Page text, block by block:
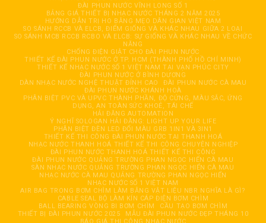
ĐÀI PHUN NƯỚC VĨNH LONG SỐ 1
BẢNG GIÁ THIẾT BỊ NHẠC NƯỚC THÁNG 2 NĂM 2025
HƯỚNG DẪN TRỊ HO BẰNG MẸO DÂN GIAN VIỆT NAM
SO SÁNH RCCB VÀ ELCB, ĐIỂM GIỐNG VÀ KHÁC NHAU GIỮA 2 LOẠI
SO SÁNH MCB RCCB RCBO VÀ ELCB: SỰ GIỐNG VÀ KHÁC NHAU VỀ CHỨC
NĂNG
CHỐNG ĐIỆN GIẬT CHO ĐÀI PHUN NƯỚC
THIẾT KẾ ĐÀI PHUN NƯỚC Ở TP. HCM (THÀNH PHỐ HỒ CHÍ MINH)
THIẾT KẾ NHẠC NƯỚC SỐ 1 VIỆT NAM TẠI VẠN PHÚC CITY
ĐÀI PHUN NƯỚC Ở BÌNH DƯƠNG
DÀN NHẠC NƯỚC NGHỆ THUẬT ĐỈNH CAO
ĐÀI PHUN NƯỚC CÀ MAU
ĐÀI PHUN NƯỚC KHÁNH HOÀ
PHÂN BIỆT PVC VÀ UPVC THÀNH PHẦN, ĐỘ CỨNG, MÀU SẮC, ỨNG
DỤNG, AN TOÀN SỨC KHOẺ, TÁI CHẾ
HẢI ĐĂNG AUTOMATION
Ý NGHĨ SOLOGAN HẢI ĐĂNG: LIGHT UP YOUR LIFE
PHÂN BIỆT ĐÈN LED ĐỔI MÀU GRB 1IN1 VÀ 3IN1
THIẾT KẾ THI CÔNG ĐÀI PHUN NƯỚC TẠI THANH HOÁ
NHẠC NƯỚC THANH HOÁ THIẾT KẾ THI CÔNG CHUYÊN NGHIỆP
ĐÀI PHUN NƯỚC THANH HOÁ THIẾT KẾ THI CÔNG
ĐÀI PHUN NƯỚC QUẢNG TRƯỜNG PHAN NGỌC HIỂN CÀ MAU
SÀN NHẠC NƯỚC QUẢNG TRƯỜNG PHAN NGỌC HIỂN CÀ MAU
NHẠC NƯỚC CÀ MAU QUẢNG TRƯỜNG PHAN NGỌC HIỂN
NHẠC NƯỚC SỐ 1 VIỆT NAM
AIR BAG TRONG BƠM CHÌM LÀM BẰNG VẬT LIỆU NBR NGHĨA LÀ GÌ?
CABLE SEAL BỘ LÀM KÍN CÁP ĐIỆN BƠM CHÌM
BALL BEARING VÒNG BI BƠM CHÌM
CẦU TẠO BƠM CHÌM
THIẾT BỊ ĐÀI PHUN NƯỚC 2025
MẪU ĐÀI PHUN NƯỚC ĐẸP THÁNG 10